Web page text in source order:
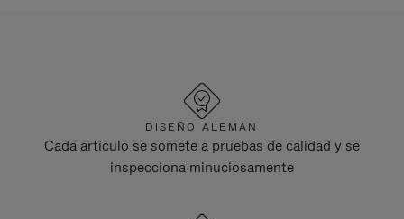
DISEÑO ALEMÁN
Cada artículo se somete a pruebas de calidad y se
inspecciona minuciosamente